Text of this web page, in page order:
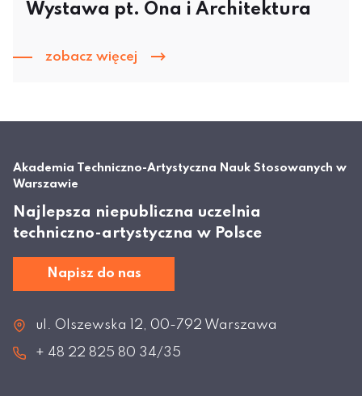
Wystawa pt. Ona i Architektura
zobacz więcej
Akademia Techniczno-Artystyczna Nauk Stosowanych w
Warszawie
Najlepsza niepubliczna uczelnia
techniczno-artystyczna w Polsce
Napisz do nas
ul. Olszewska 12, 00-792 Warszawa
+ 48 22 825 80 34/35